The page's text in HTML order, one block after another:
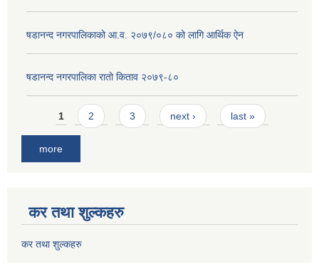
षडानन्द नगरपालिकाको आ.व. २०७९/०८० को लागि आर्थिक ऐन
षडानन्द नगरपालिका रातो किताव २०७९-८०
Pages
1 2 3 next › last »
more
कर तथा शुल्कहरु
कर तथा शुल्कहरु